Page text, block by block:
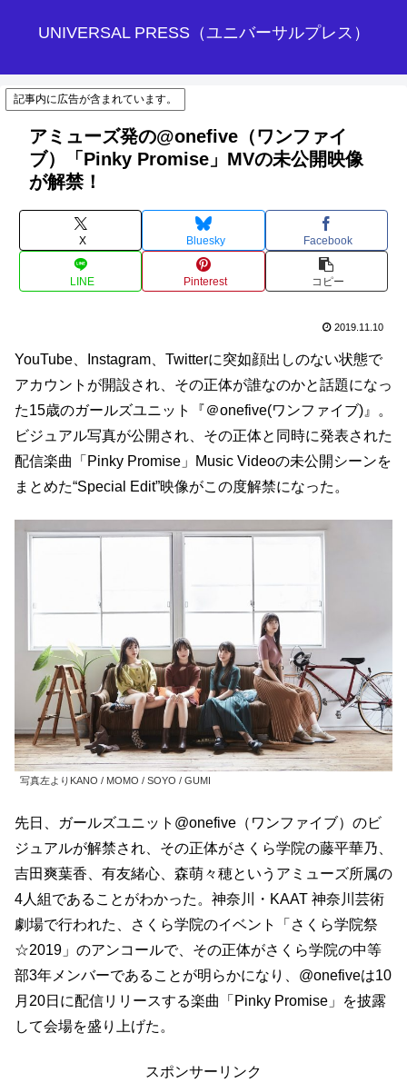
UNIVERSAL PRESS（ユニバーサルプレス）
記事内に広告が含まれています。
アミューズ発の@onefive（ワンファイ
ブ）「Pinky Promise」MVの未公開映像
が解禁！
X Bluesky Facebook
LINE Pinterest コピー
2019.11.10
YouTube、Instagram、Twitterに突如顔出しのない状態で
アカウントが開設され、その正体が誰なのかと話題になっ
た15歳のガールズユニット『＠onefive(ワンファイブ)』。
ビジュアル写真が公開され、その正体と同時に発表された
配信楽曲「Pinky Promise」Music Videoの未公開シーンを
まとめた“Special Edit”映像がこの度解禁になった。
写真左よりKANO / MOMO / SOYO / GUMI
先日、ガールズユニット@onefive（ワンファイブ）のビ
ジュアルが解禁され、その正体がさくら学院の藤平華乃、
吉田爽葉香、有友緒心、森萌々穂というアミューズ所属の
4人組であることがわかった。神奈川・KAAT 神奈川芸術
劇場で行われた、さくら学院のイベント「さくら学院祭
☆2019」のアンコールで、その正体がさくら学院の中等
部3年メンバーであることが明らかになり、@onefiveは10
月20日に配信リリースする楽曲「Pinky Promise」を披露
して会場を盛り上げた。
スポンサーリンク